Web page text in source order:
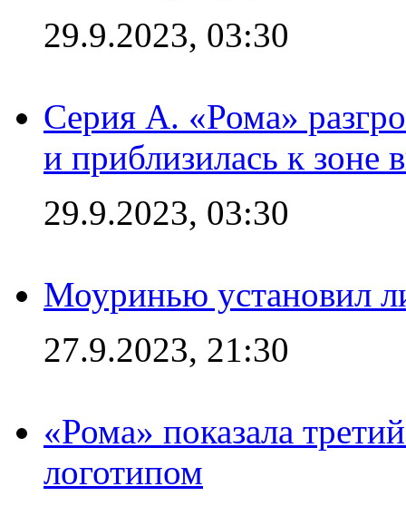
29.9.2023, 03:30
Серия А. «Рома»
и приблизилась к зоне
29.9.2023, 03:30
Моуринью установил
27.9.2023, 21:30
«Рома» показала
логотипом